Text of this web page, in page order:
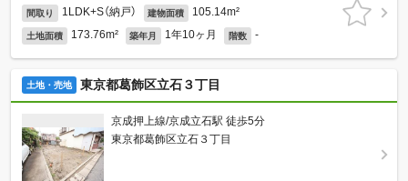
間取り 1LDK+S（納戸） 建物面積 105.14m²
土地面積 173.76m² 築年月 1年10ヶ月 階数 -
土地・売地 東京都葛飾区立石３丁目
京成押上線/京成立石駅 徒歩5分
東京都葛飾区立石３丁目